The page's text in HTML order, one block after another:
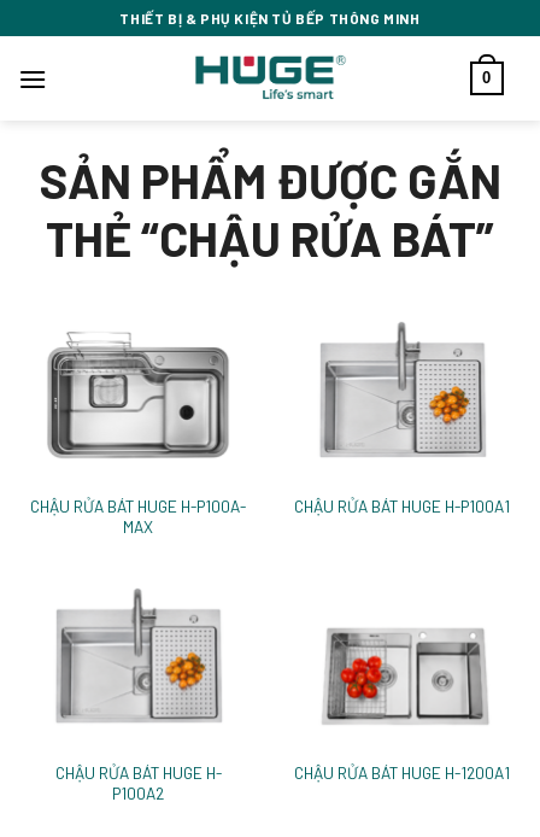
qua
nội
THIẾT BỊ & PHỤ KIỆN TỦ BẾP THÔNG MINH
0
SẢN PHẨM ĐƯỢC GẮN
THẺ “CHẬU RỬA BÁT”
CHẬU RỬA BÁT HUGE H-P100A-
MAX
CHẬU RỬA BÁT HUGE H-P100A1
CHẬU RỬA BÁT HUGE H-
P100A2
CHẬU RỬA BÁT HUGE H-1200A1